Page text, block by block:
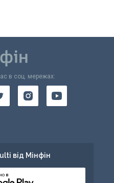
в соц. мережах:
від Мінфін
в